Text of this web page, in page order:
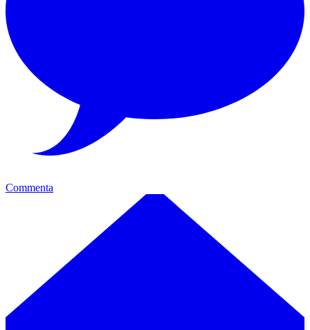
Commenta